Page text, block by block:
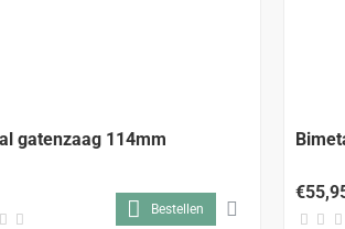
gatenzaag 114mm
Bestellen